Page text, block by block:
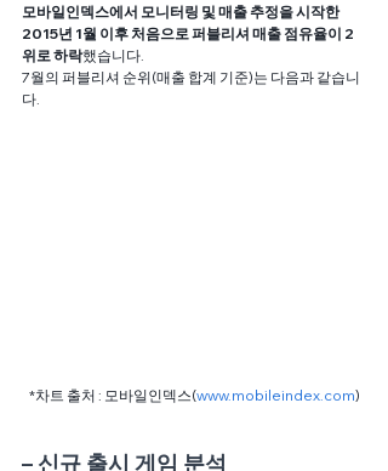
모바일인덱스에서 모니터링 및 매출 추정을 시작한
2015년 1월 이후 처음으로 퍼블리셔 매출 점유율이 2
위로 하락했습니다.
7월의 퍼블리셔 순위(매출 합계 기준)는 다음과 같습니
다.
*차트 출처 : 모바일인덱스(www.mobileindex.com)
– 신규 출시 게임 분석